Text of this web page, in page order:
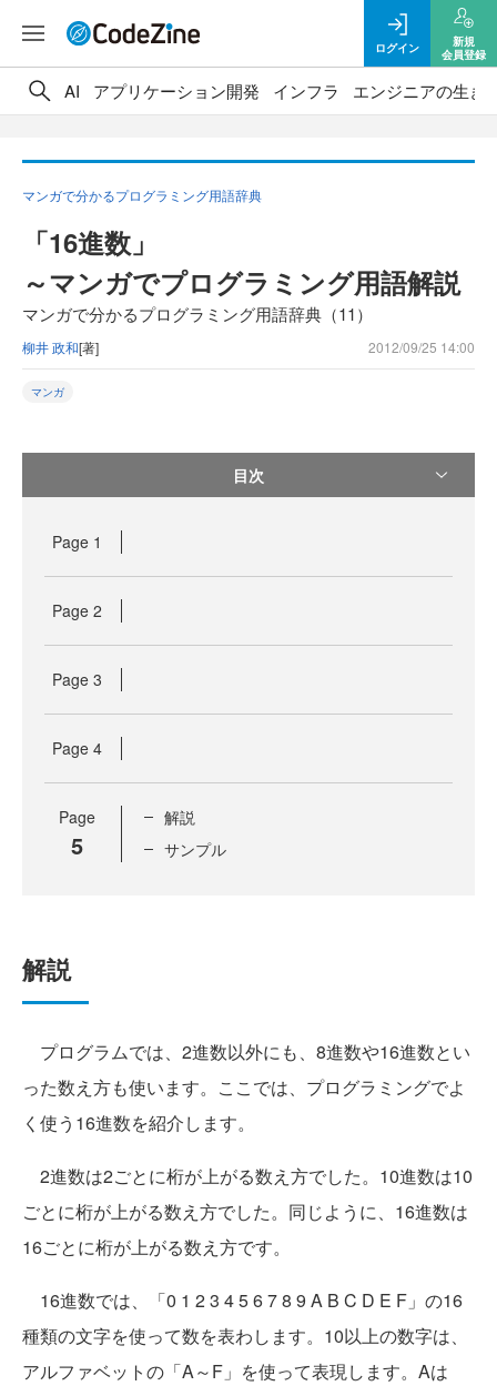
ログイン
新規
会員登録
AI アプリケーション開発 インフラ エンジニアの生き
マンガで分かるプログラミング用語辞典
「16進数」
～マンガでプログラミング用語解説
マンガで分かるプログラミング用語辞典（11）
柳井 政和[著] 2012/09/25 14:00
マンガ
目次
Page 1
Page 2
Page 3
Page 4
Page
5
解説
サンプル
解説
プログラムでは、2進数以外にも、8進数や16進数とい
った数え方も使います。ここでは、プログラミングでよ
く使う16進数を紹介します。
2進数は2ごとに桁が上がる数え方でした。10進数は10
ごとに桁が上がる数え方でした。同じように、16進数は
16ごとに桁が上がる数え方です。
16進数では、「0 1 2 3 4 5 6 7 8 9 A B C D E F」の16
種類の文字を使って数を表わします。10以上の数字は、
アルファベットの「A～F」を使って表現します。Aは